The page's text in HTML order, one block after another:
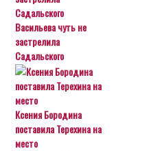
Васильева чуть не
застрелила
Садальского
Ксения Бородина
поставила Терехина на
место